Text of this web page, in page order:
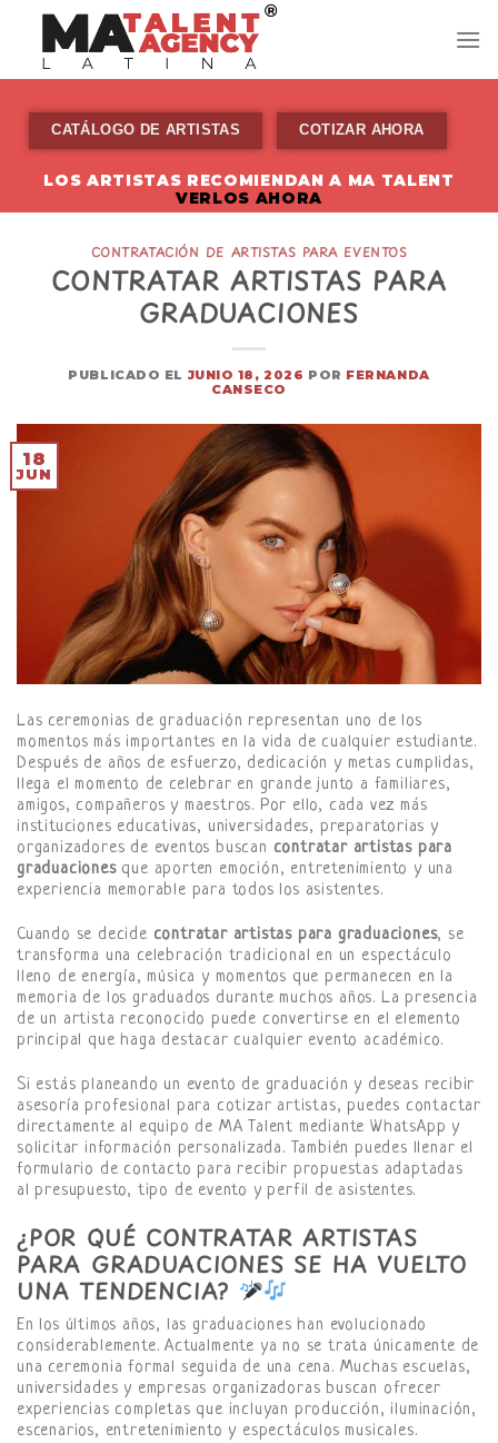
content
CATÁLOGO DE ARTISTAS COTIZAR AHORA
LOS ARTISTAS RECOMIENDAN A MA TALENT
VERLOS AHORA
CONTRATACIÓN DE ARTISTAS PARA EVENTOS
CONTRATAR ARTISTAS PARA
GRADUACIONES
PUBLICADO EL JUNIO 18, 2026 POR FERNANDA
CANSECO
18
JUN
Las ceremonias de graduación representan uno de los
momentos más importantes en la vida de cualquier estudiante.
Después de años de esfuerzo, dedicación y metas cumplidas,
llega el momento de celebrar en grande junto a familiares,
amigos, compañeros y maestros. Por ello, cada vez más
instituciones educativas, universidades, preparatorias y
organizadores de eventos buscan contratar artistas para
graduacionesque aporten emoción, entretenimiento y una
experiencia memorable para todos los asistentes.
Cuando se decide contratar artistas para graduaciones, se
transforma una celebración tradicional en un espectáculo
lleno de energía, música y momentos que permanecen en la
memoria de los graduados durante muchos años. La presencia
de un artista reconocido puede convertirse en el elemento
principal que haga destacar cualquier evento académico.
Si estás planeando un evento de graduación y deseas recibir
asesoría profesional para cotizar artistas, puedes contactar
directamente al equipo de MA Talent mediante WhatsApp y
solicitar información personalizada. También puedes llenar el
formulario de contacto para recibir propuestas adaptadas
al presupuesto, tipo de evento y perfil de asistentes.
¿POR QUÉ CONTRATAR ARTISTAS
PARA GRADUACIONES SE HA VUELTO
UNA TENDENCIA?
En los últimos años, las graduaciones han evolucionado
considerablemente. Actualmente ya no se trata únicamente de
una ceremonia formal seguida de una cena. Muchas escuelas,
universidades y empresas organizadoras buscan ofrecer
experiencias completas que incluyan producción, iluminación,
escenarios, entretenimiento y espectáculos musicales.